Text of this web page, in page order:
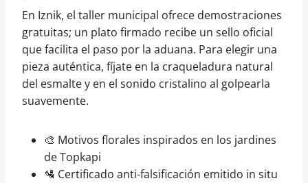
En Iznik, el taller municipal ofrece demostraciones
gratuitas; un plato firmado recibe un sello oficial
que facilita el paso por la aduana. Para elegir una
pieza auténtica, fíjate en la craqueladura natural
del esmalte y en el sonido cristalino al golpearla
suavemente.
🎨 Motivos florales inspirados en los jardines
de Topkapi
🛂 Certificado anti-falsificación emitido in situ